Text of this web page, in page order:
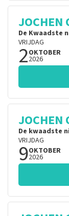
JOCHEN
De Kwaadste
VRIJDAG
2OKTOBER
2026
JOCHEN
De kwaadste
VRIJDAG
9OKTOBER
2026